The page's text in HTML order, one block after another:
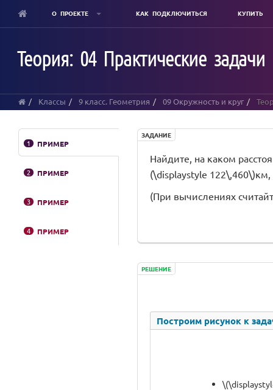
content
О ПРОЕКТЕ КАК ПОДКЛЮЧИТЬСЯ КУПИТЬ
Теория: 04 Практические
Классы 9 класс. Геометрия 09 Окружность и круг
1 ПРИМЕР
2 ПРИМЕР
3 ПРИМЕР
4 ПРИМЕР
ЗАДАНИЕ
Найдите, на каком
(\displaystyle
(При вычислениях
РЕШЕНИЕ
Построим рисунок к